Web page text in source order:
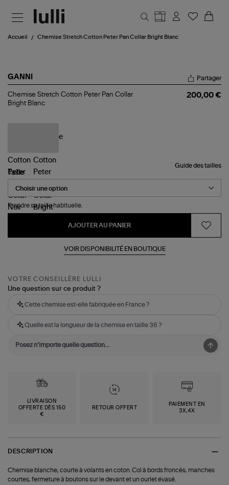
Accueil Chemise Stretch Cotton Peter Pan Collar Bright Blanc
GANNI
Chemise
Stretch
Cotton
Partager
Chemise Stretch Cotton Peter Pan Collar
Bright Blanc
200,00 €
Guide des tailles
Taille
Prendre sa taille habituelle.
AJOUTER AU PANIER
VOIR DISPONIBILITÉ EN BOUTIQUE
VOTRE CONSEILLÈRE LULLI
Une question sur ce produit ?
Cette chemise est-elle fabriquée en France ?
Quelle est la longueur de la chemise en taille 36 ?
LIVRAISON
OFFERTE DÈS 150
€
RETOUR OFFERT
PAIEMENT EN
3X,4X
DESCRIPTION
Chemise blanche, courte à volants en coton. Col à bords froncés, manches
courtes, fermeture à boutons sur le devant et un ourlet évasé.